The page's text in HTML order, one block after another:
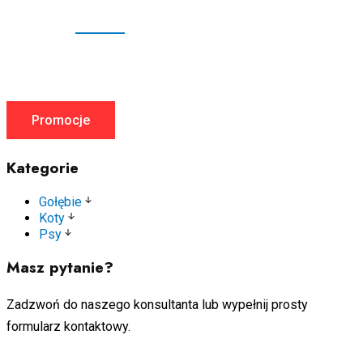
Promocje
Kategorie
Gołębie
Karmy
Koty
Psy
Karma monobiałkowa
Masz pytanie?
Zadzwoń do naszego konsultanta lub wypełnij prosty
formularz kontaktowy.